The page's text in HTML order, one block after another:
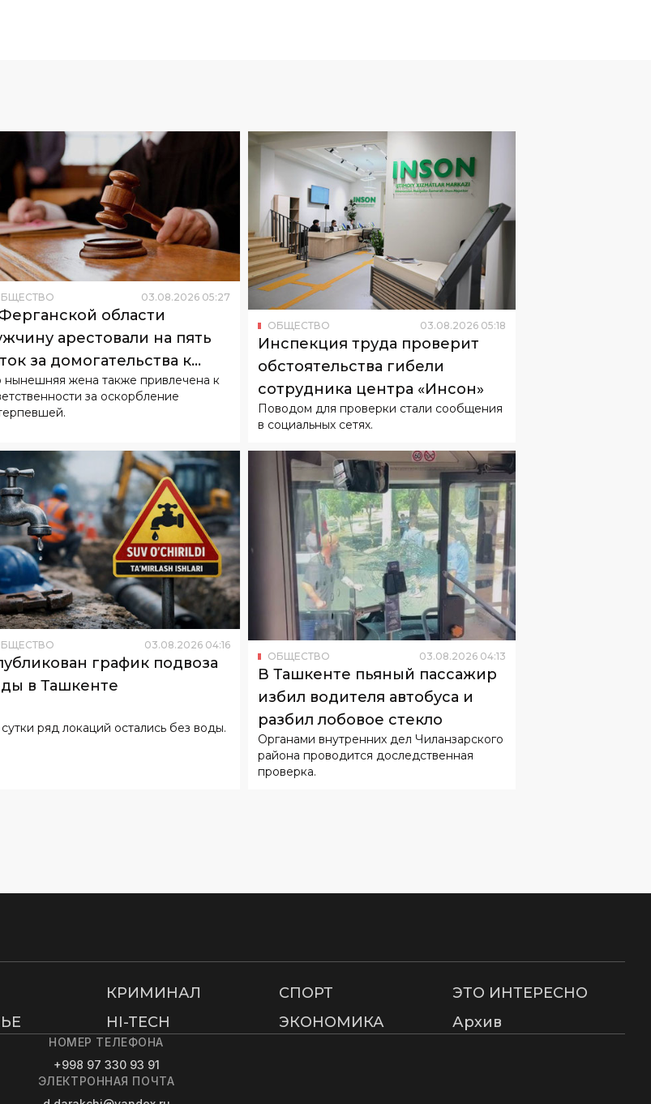
03.08.2026 05:27
области
арестовали на пять
за домогательства к
супруге
нынешняя жена также привлечена к
за оскорбление
ОБЩЕСТВО 03.08.2026 05:18
Инспекция труда проверит
обстоятельства гибели
сотрудника центра «Инсон»
Поводом для проверки стали сообщения
в социальных сетях.
03.08.2026 04:16
график подвоза
в Ташкенте
ряд локаций остались без воды.
ОБЩЕСТВО 03.08.2026 04:13
В Ташкенте пьяный пассажир
избил водителя автобуса и
разбил лобовое стекло
Органами внутренних дел Чиланзарского
района проводится доследственная
проверка.
КРИМИНАЛ СПОРТ
ЭТО ИНТЕРЕСНО
HI-TECH ЭКОНОМИКА Архив
НОМЕР ТЕЛЕФОНА
+998 97 330 93 91
ЭЛЕКТРОННАЯ ПОЧТА